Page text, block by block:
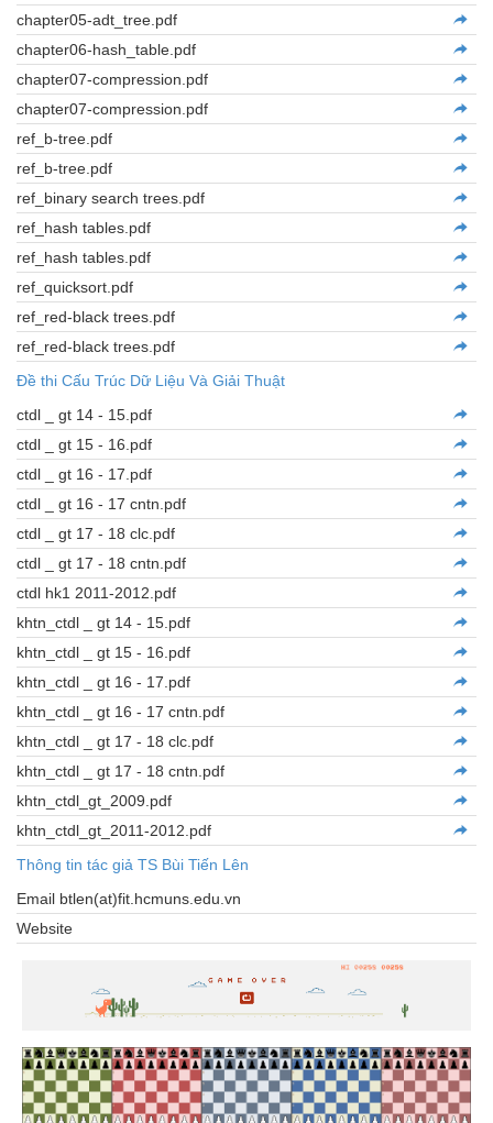
chapter05-adt_tree.pdf
chapter06-hash_table.pdf
chapter07-compression.pdf
chapter07-compression.pdf
ref_b-tree.pdf
ref_b-tree.pdf
ref_binary search trees.pdf
ref_hash tables.pdf
ref_hash tables.pdf
ref_quicksort.pdf
ref_red-black trees.pdf
ref_red-black trees.pdf
Đề thi Cấu Trúc Dữ Liệu Và Giải Thuật
ctdl _ gt 14 - 15.pdf
ctdl _ gt 15 - 16.pdf
ctdl _ gt 16 - 17.pdf
ctdl _ gt 16 - 17 cntn.pdf
ctdl _ gt 17 - 18 clc.pdf
ctdl _ gt 17 - 18 cntn.pdf
ctdl hk1 2011-2012.pdf
khtn_ctdl _ gt 14 - 15.pdf
khtn_ctdl _ gt 15 - 16.pdf
khtn_ctdl _ gt 16 - 17.pdf
khtn_ctdl _ gt 16 - 17 cntn.pdf
khtn_ctdl _ gt 17 - 18 clc.pdf
khtn_ctdl _ gt 17 - 18 cntn.pdf
khtn_ctdl_gt_2009.pdf
khtn_ctdl_gt_2011-2012.pdf
Thông tin tác giả TS Bùi Tiến Lên
Email btlen(at)fit.hcmuns.edu.vn
Website